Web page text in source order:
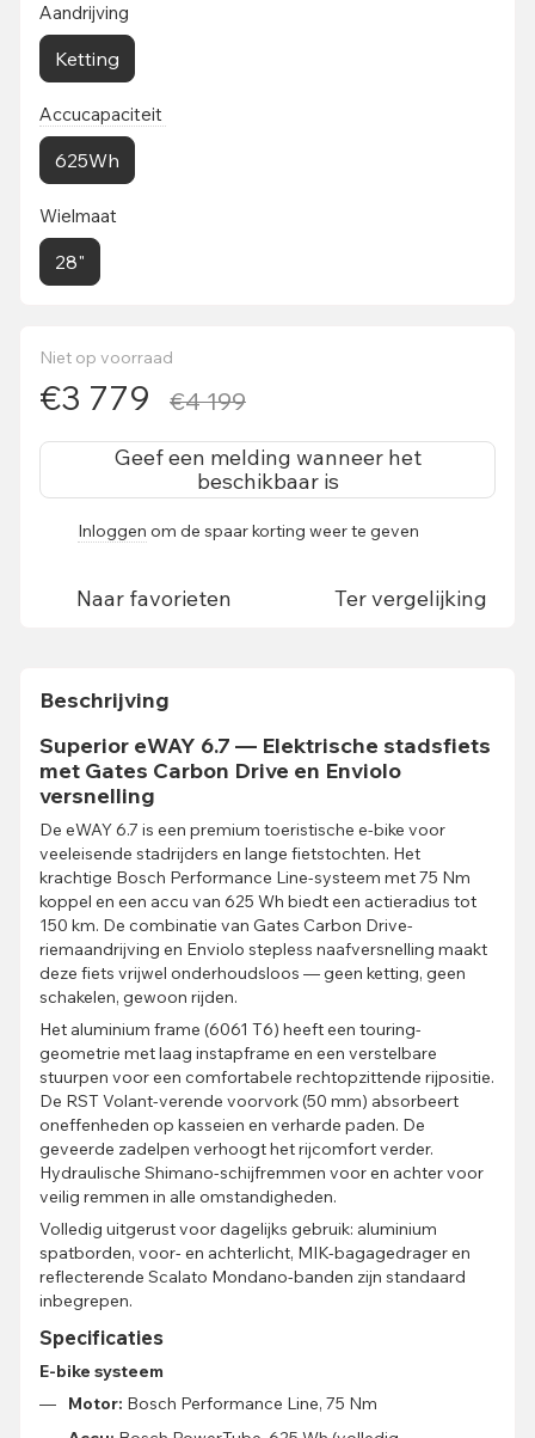
Aandrijving
Ketting
Accucapaciteit
625Wh
Wielmaat
28"
Niet op voorraad
€3 779 €4 199
Geef een melding wanneer het
beschikbaar is
Inloggen om de spaar korting weer te geven
Naar favorieten Ter vergelijking
Beschrijving
Superior eWAY 6.7 — Elektrische stadsfiets
met Gates Carbon Drive en Enviolo
versnelling
De eWAY 6.7 is een premium toeristische e-bike voor
veeleisende stadrijders en lange fietstochten. Het
krachtige Bosch Performance Line-systeem met 75 Nm
koppel en een accu van 625 Wh biedt een actieradius tot
150 km. De combinatie van Gates Carbon Drive-
riemaandrijving en Enviolo stepless naafversnelling maakt
deze fiets vrijwel onderhoudsloos — geen ketting, geen
schakelen, gewoon rijden.
Het aluminium frame (6061 T6) heeft een touring-
geometrie met laag instapframe en een verstelbare
stuurpen voor een comfortabele rechtopzittende rijpositie.
De RST Volant-verende voorvork (50 mm) absorbeert
oneffenheden op kasseien en verharde paden. De
geveerde zadelpen verhoogt het rijcomfort verder.
Hydraulische Shimano-schijfremmen voor en achter voor
veilig remmen in alle omstandigheden.
Volledig uitgerust voor dagelijks gebruik: aluminium
spatborden, voor- en achterlicht, MIK-bagagedrager en
reflecterende Scalato Mondano-banden zijn standaard
inbegrepen.
Specificaties
E-bike systeem
Motor: Bosch Performance Line, 75 Nm